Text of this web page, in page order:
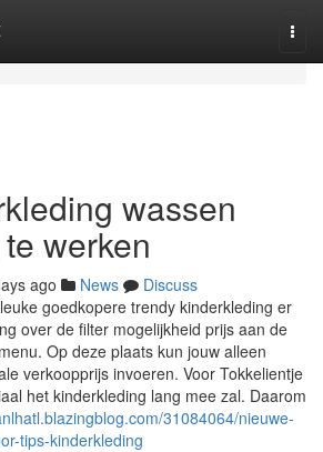
wassen
werken
ago News
Discuss
goedkopere trendy kinderkleding er
over de filter mogelijkheid prijs aan de
Op deze plaats kun jouw alleen
verkoopprijs invoeren. Voor Tokkelientje
het kinderkleding lang mee zal. Daarom
31084064/nieuwe-
tips-kinderkleding